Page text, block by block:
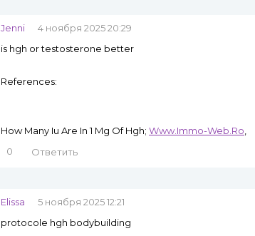
Jenni
4 ноября 2025 20:29
is hgh or testosterone better
References:
How Many Iu Are In 1 Mg Of Hgh; Www.Immo-Web.Ro
0
Ответить
Elissa
5 ноября 2025 12:21
protocole hgh bodybuilding